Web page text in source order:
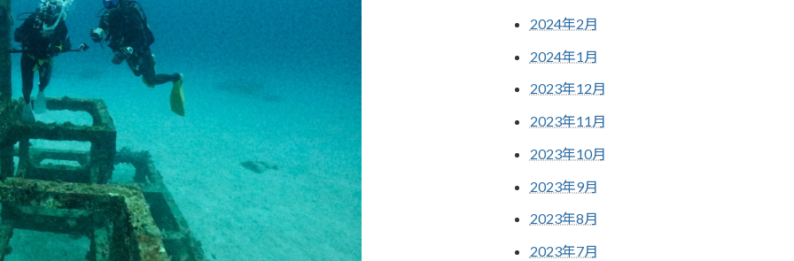
2024年2月
2024年1月
2023年12月
2023年11月
2023年10月
2023年9月
2023年8月
2023年7月